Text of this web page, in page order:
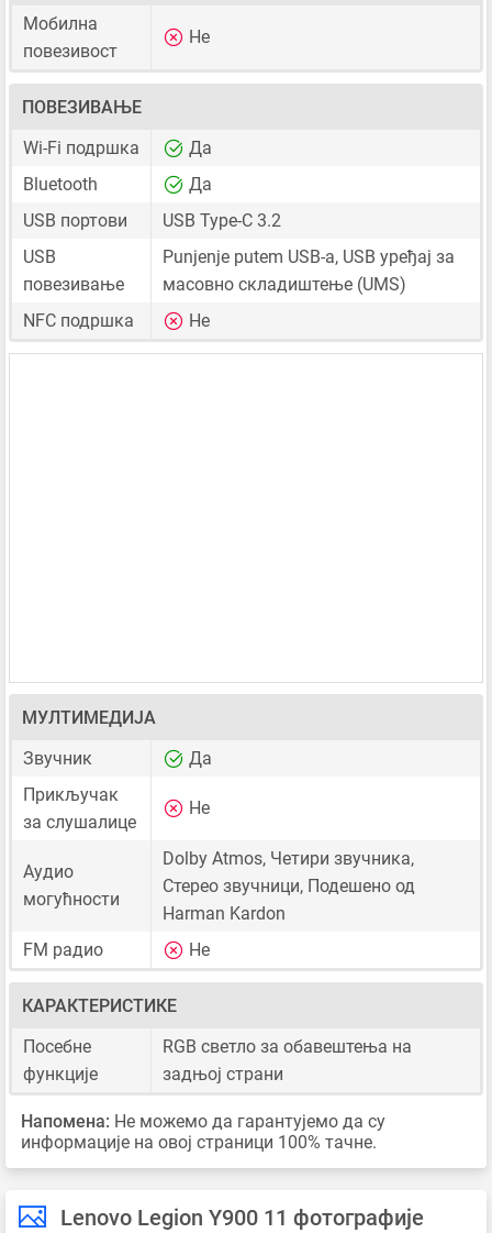
Мобилна
повезивост
Не
ПОВЕЗИВАЊЕ
Wi-Fi подршка
Да
Bluetooth
Да
USB портови
USB Type-C 3.2
USB
повезивање
Punjenje putem USB-a, USB уређај за
масовно складиштење (UMS)
NFC подршка
Не
МУЛТИМЕДИЈА
Звучник
Да
Прикључак
за слушалице
Не
Аудио
могућности
Dolby Atmos, Четири звучника,
Стерео звучници, Подешено од
Harman Kardon
FM радио
Не
КАРАКТЕРИСТИКЕ
Посебне
функције
RGB светло за обавештења на
задњој страни
Напомена: Не можемо да гарантујемо да су
информације на овој страници 100% тачне.
Lenovo Legion Y900 11 фотографије